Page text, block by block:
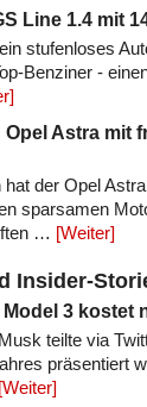
Line 1.4 mit
stufenloses
Benziner -
Astra mit
der Opel
sparsamen
… [Weiter]
Insider-
3 kostet
teilte via
präsentiert
[Weiter]